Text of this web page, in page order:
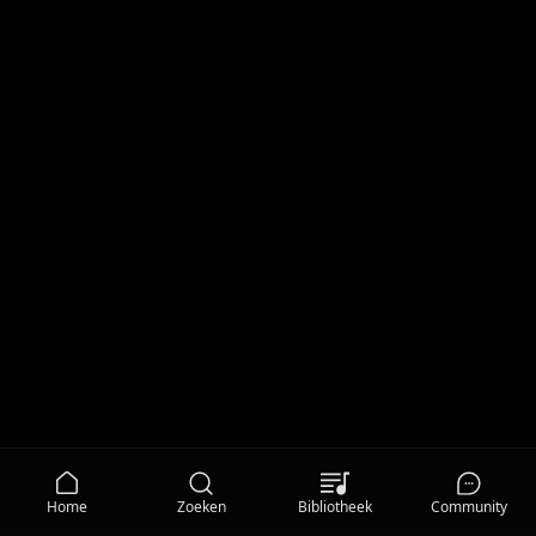
Home Zoeken Bibliotheek Community